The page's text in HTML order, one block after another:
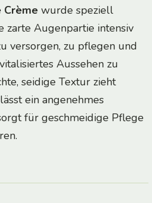
Crème wurde speziell
zarte Augenpartie intensiv
versorgen, zu pflegen und
Aussehen zu
seidige Textur zieht
ein angenehmes
für geschmeidige Pflege